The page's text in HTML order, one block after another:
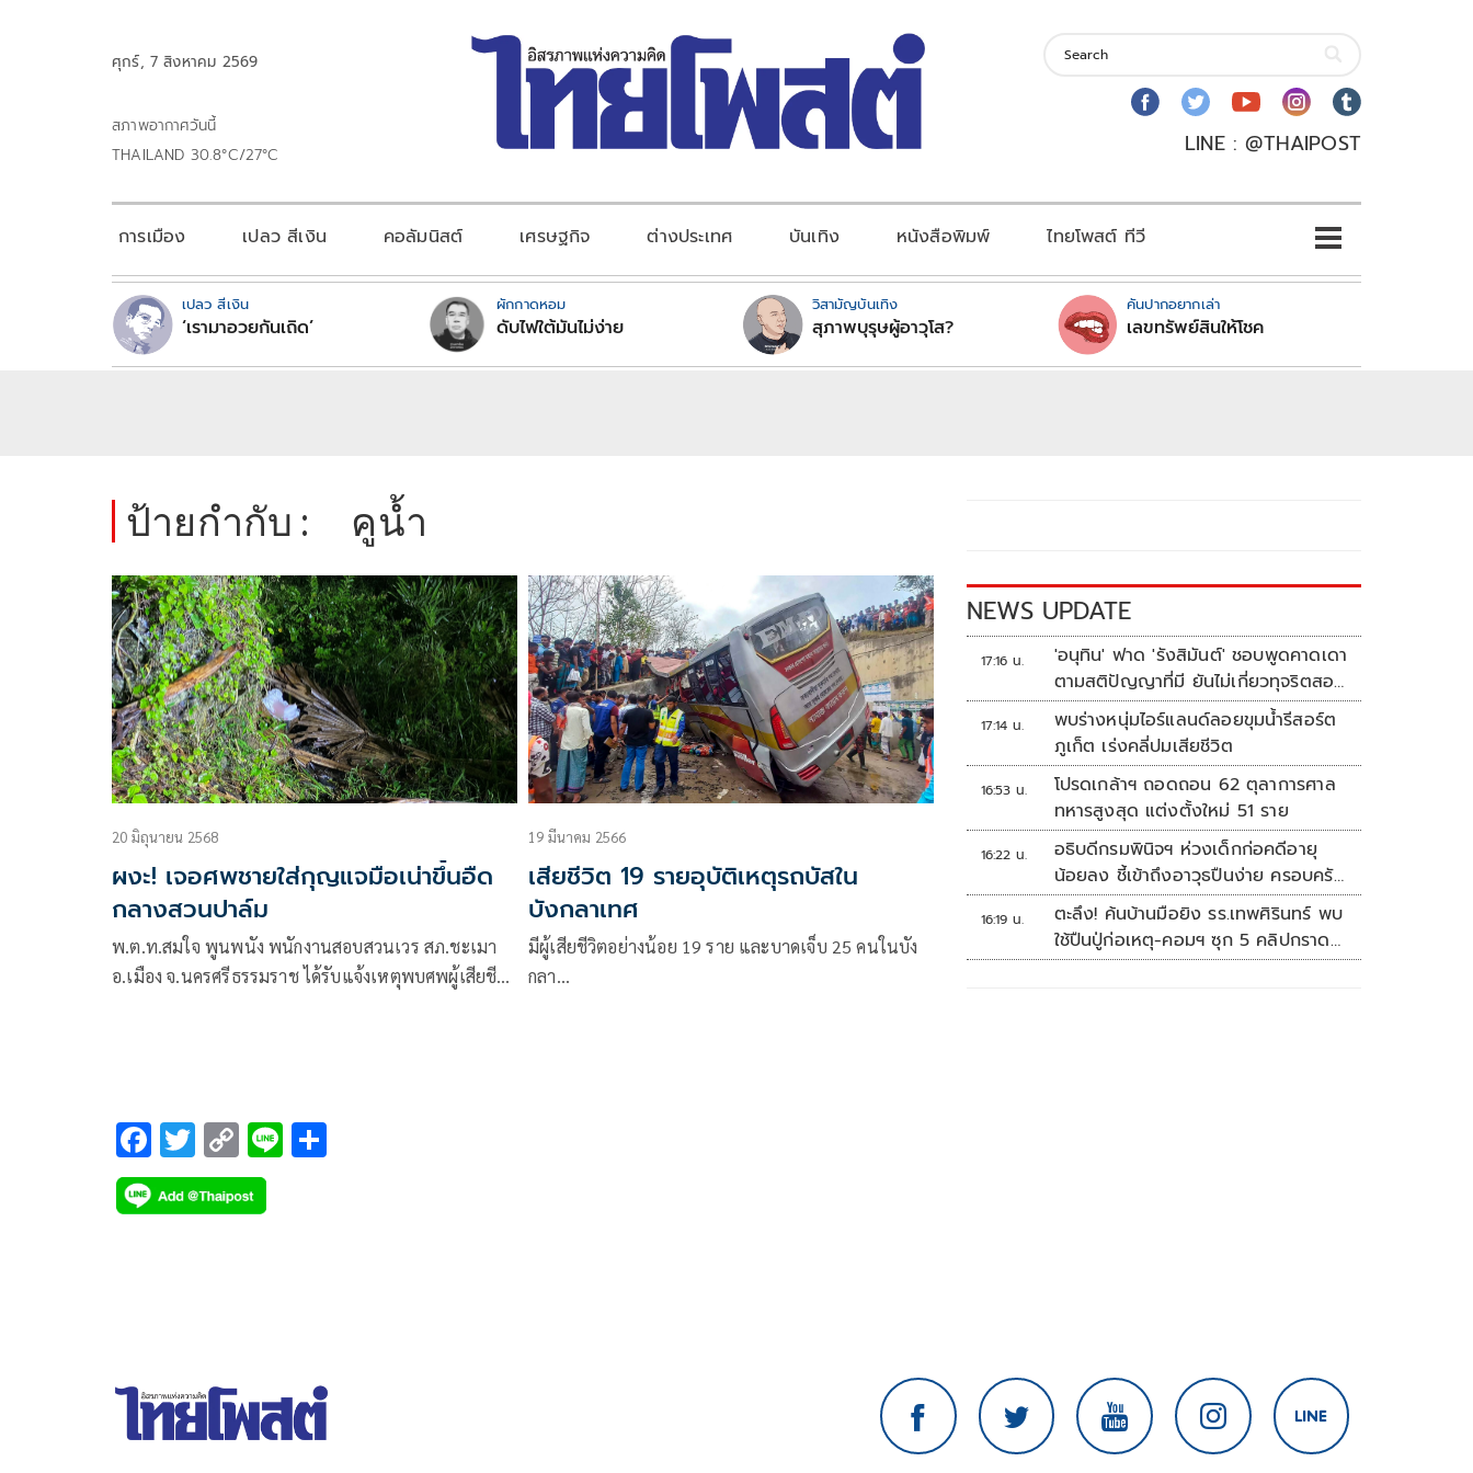
ศุกร์, 7 สิงหาคม 2569
สภาพอากาศวันนี้
THAILAND 30.8°C/27°C
LINE : @THAIPOST
การเมือง เปลว สีเงิน คอลัมนิสต์ เศรษฐกิจ ต่างประเทศ บันเทิง หนังสือพิมพ์ ไทยโพสต์ ทีวี
เปลว สีเงิน
‘เรามาอวยกันเถิด’
ผักกาดหอม
ดับไฟใต้มันไม่ง่าย
วิสามัญบันเทิง
สุภาพบุรุษผู้อาวุโส?
คันปากอยากเล่า
เลขทรัพย์สินให้โชค
ป้ายกำกับ : คูน้ำ
20 มิถุนายน 2568
ผงะ! เจอศพชายใส่กุญแจมือเน่าขึ้นอืด
กลางสวนปาล์ม
พ.ต.ท.สมใจ พูนพนัง พนักงานสอบสวนเวร สภ.ชะเมา
อ.เมือง จ.นครศรีธรรมราช ได้รับแจ้งเหตุพบศพผู้เสียชีวิต
19 มีนาคม 2566
เสียชีวิต 19 รายอุบัติเหตุรถบัสใน
บังกลาเทศ
มีผู้เสียชีวิตอย่างน้อย 19 ราย และบาดเจ็บ 25 คนในบัง
กลา…
F
ac
e
T
wi
tt
C
o
p
Li
NEWS UPDATE
17:16 น.
'อนุทิน' ฟาด 'รังสิมันต์' ชอบพูดคาดเดา
ตามสติปัญญาที่มี ยันไม่เกี่ยวทุจริตสอบ
ท้องถิ่น
17:14 น.
พบร่างหนุ่มไอร์แลนด์ลอยขุมน้ำรีสอร์ต
ภูเก็ต เร่งคลี่ปมเสียชีวิต
16:53 น.
โปรดเกล้าฯ ถอดถอน 62 ตุลาการศาล
ทหารสูงสุด แต่งตั้งใหม่ 51 ราย
16:22 น.
อธิบดีกรมพินิจฯ ห่วงเด็กก่อคดีอายุ
น้อยลง ชี้เข้าถึงอาวุธปืนง่าย ครอบครัว
แตกแยกเป็นชนวนสำคัญ
16:19 น.
ตะลึง! ค้นบ้านมือยิง รร.เทพศิรินทร์ พบ
ใช้ปืนปู่ก่อเหตุ-คอมฯ ซุก 5 คลิปกราด
ยิง